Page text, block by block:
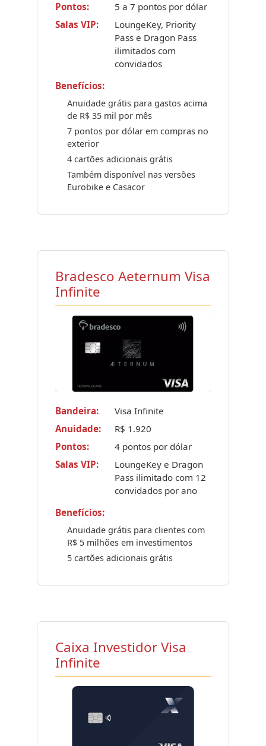
Pontos:
5 a 7 pontos por dólar
Salas VIP:
LoungeKey, Priority
Pass e Dragon Pass
ilimitados com
convidados
Benefícios:
Anuidade grátis para gastos acima
de R$ 35 mil por mês
7 pontos por dólar em compras no
exterior
4 cartões adicionais grátis
Também disponível nas versões
Eurobike e Casacor
Bradesco Aeternum Visa
Infinite
Bandeira:
Visa Infinite
Anuidade:
R$ 1.920
Pontos:
4 pontos por dólar
Salas VIP:
LoungeKey e Dragon
Pass ilimitado com 12
convidados por ano
Benefícios:
Anuidade grátis para clientes com
R$ 5 milhões em investimentos
5 cartões adicionais grátis
Caixa Investidor Visa
Infinite